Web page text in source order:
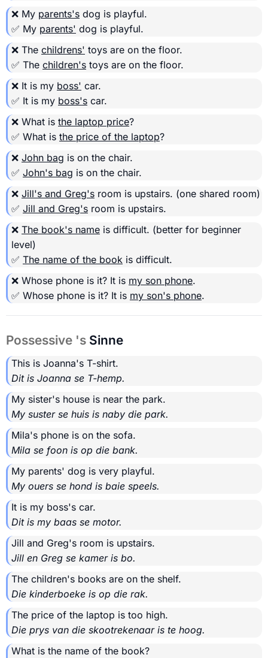
❌ My parents's dog is playful.
✅ My parents' dog is playful.
❌ The childrens' toys are on the floor.
✅ The children's toys are on the floor.
❌ It is my boss' car.
✅ It is my boss's car.
❌ What is the laptop price?
✅ What is the price of the laptop?
❌ John bag is on the chair.
✅ John's bag is on the chair.
❌ Jill's and Greg's room is upstairs. (one shared room)
✅ Jill and Greg's room is upstairs.
❌ The book's name is difficult. (better for beginner
level)
✅ The name of the book is difficult.
❌ Whose phone is it? It is my son phone.
✅ Whose phone is it? It is my son's phone.
Possessive 's Sinne
This is Joanna's T-shirt.
Dit is Joanna se T-hemp.
My sister's house is near the park.
My suster se huis is naby die park.
Mila's phone is on the sofa.
Mila se foon is op die bank.
My parents' dog is very playful.
My ouers se hond is baie speels.
It is my boss's car.
Dit is my baas se motor.
Jill and Greg's room is upstairs.
Jill en Greg se kamer is bo.
The children's books are on the shelf.
Die kinderboeke is op die rak.
The price of the laptop is too high.
Die prys van die skootrekenaar is te hoog.
What is the name of the book?